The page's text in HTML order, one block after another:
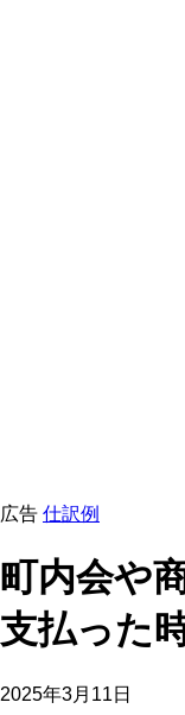
広告 仕訳例
町内会や
支払った
2025年3月11日